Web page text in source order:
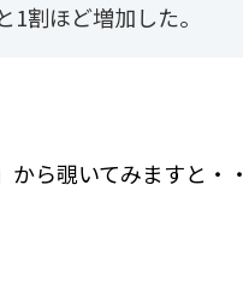
1割ほど増加した。
ら覗いてみますと・・